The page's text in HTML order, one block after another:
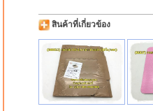
สินค้าที่เกี่ยวข้อง